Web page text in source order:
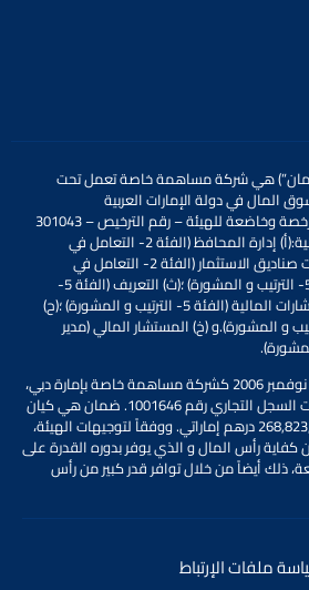
هي شركة مساهمة خاصة تعمل تحت
المالفي دولة الإمارات العربية
ضمان مرخصة وخاضعة للهيئة – رقم الترخيص – 301043
(أ) إدارة المحافظ (الفئة 2- التعامل في
الاستثمار)؛ (ب) ادارة استثمارات صناديق الاستثمار (الفئة 2- التعامل في
الاستثمار)؛ (ت) الترويج (الفئة 5- الترتيب و المشورة) ؛(ث) التعريف (الفئة 5-
الترتيب و المشورة) ؛(ج) الاستشارات المالية (الفئة 5- الترتيب و المشورة) ؛(ح)
و (خ) المستشار المالي (مدير
تأسست شركة ضمان في 14 نوفمبر 2006 كشركة مساهمة خاصة بإمارة دبي،
الإمارات العربية المتحدة، تحت السجل التجاري رقم 1001646. ضمان هي كيان
مستقل، يبلغ رأس مالها 268,823,500 درهم إماراتي. ووفقاً لتوجيهات الهيئة،
رأس المال و الذي يوفر بدوره القدرة على
ذلك أيضاً من خلال توافر قدر كبير من رأس
ملفات الإرتباط